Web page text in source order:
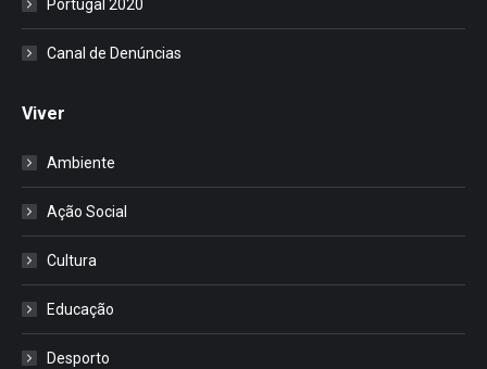
Portugal 2020
Canal de Denúncias
Viver
Ambiente
Ação Social
Cultura
Educação
Desporto